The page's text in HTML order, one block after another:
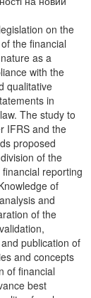
on the
the financial
as a
with the
qualitative
in
The study to
IFRS and the
proposed
of the
reporting
of
and
of the
publication of
and concepts
of financial
best